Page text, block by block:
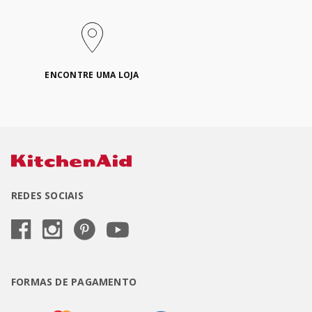
ENCONTRE UMA LOJA
REDES SOCIAIS
FORMAS DE PAGAMENTO